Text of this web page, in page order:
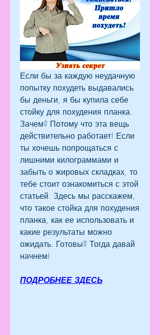
Если бы за каждую неудачную
попытку похудеть выдавались
бы деньги, я бы купила себе
стойку для похудения планка.
Зачем? Потому что эта вещь
действительно работает! Если
ты хочешь попрощаться с
лишними килограммами и
забыть о жировых складках, то
тебе стоит ознакомиться с этой
статьей. Здесь мы расскажем,
что такое стойка для похудения
планка, как ее использовать и
какие результаты можно
ожидать. Готовы? Тогда давай
начнем!
ПОДРОБНЕЕ ЗДЕСЬ